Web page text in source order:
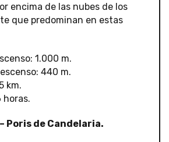
encima de las nubes de los
que predominan en estas
1.000 m.
440 m.
km.
horas.
Poris de Candelaria.